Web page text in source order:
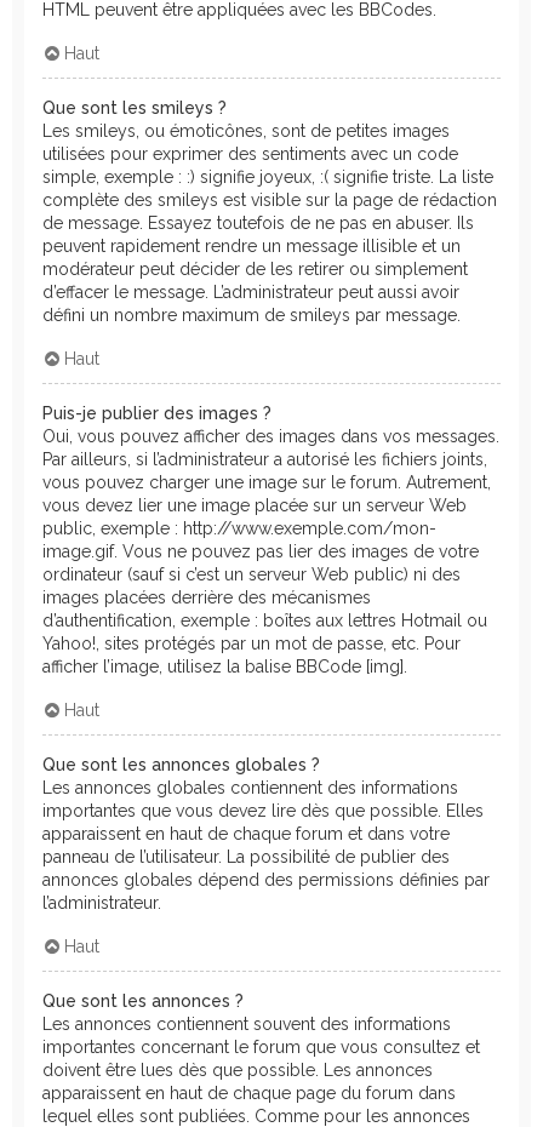
HTML peuvent être appliquées avec les BBCodes.
Haut
Que sont les smileys ?
Les smileys, ou émoticônes, sont de petites images
utilisées pour exprimer des sentiments avec un code
simple, exemple : :) signifie joyeux, :( signifie triste. La liste
complète des smileys est visible sur la page de rédaction
de message. Essayez toutefois de ne pas en abuser. Ils
peuvent rapidement rendre un message illisible et un
modérateur peut décider de les retirer ou simplement
d’effacer le message. L’administrateur peut aussi avoir
défini un nombre maximum de smileys par message.
Haut
Puis-je publier des images ?
Oui, vous pouvez afficher des images dans vos messages.
Par ailleurs, si l’administrateur a autorisé les fichiers joints,
vous pouvez charger une image sur le forum. Autrement,
vous devez lier une image placée sur un serveur Web
public, exemple : http://www.exemple.com/mon-
image.gif. Vous ne pouvez pas lier des images de votre
ordinateur (sauf si c’est un serveur Web public) ni des
images placées derrière des mécanismes
d’authentification, exemple : boîtes aux lettres Hotmail ou
Yahoo!, sites protégés par un mot de passe, etc. Pour
afficher l’image, utilisez la balise BBCode [img].
Haut
Que sont les annonces globales ?
Les annonces globales contiennent des informations
importantes que vous devez lire dès que possible. Elles
apparaissent en haut de chaque forum et dans votre
panneau de l’utilisateur. La possibilité de publier des
annonces globales dépend des permissions définies par
l’administrateur.
Haut
Que sont les annonces ?
Les annonces contiennent souvent des informations
importantes concernant le forum que vous consultez et
doivent être lues dès que possible. Les annonces
apparaissent en haut de chaque page du forum dans
lequel elles sont publiées. Comme pour les annonces